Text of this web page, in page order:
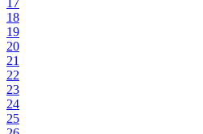
17
18
19
20
21
22
23
24
25